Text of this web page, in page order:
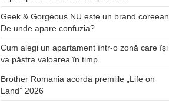
Geek & Gorgeous NU este un brand coreean.
De unde apare confuzia?
Cum alegi un apartament într-o zonă care își
va păstra valoarea în timp
Brother Romania acorda premiile „Life on
Land” 2026